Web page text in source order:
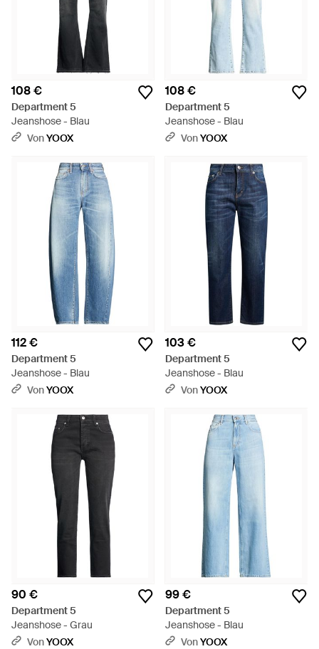
108 €
Department 5
Jeanshose - Blau
VonYOOX
108 €
Department 5
Jeanshose - Blau
VonYOOX
112 €
Department 5
Jeanshose - Blau
VonYOOX
103 €
Department 5
Jeanshose - Blau
VonYOOX
90 €
Department 5
Jeanshose - Grau
VonYOOX
99 €
Department 5
Jeanshose - Blau
VonYOOX